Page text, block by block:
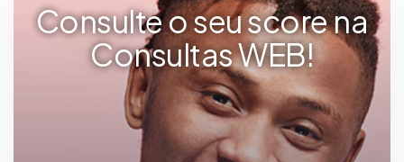
Consulte o seu score na
Consultas WEB!